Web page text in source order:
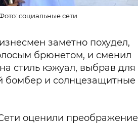
социальные сети
заметно похудел,
брюнетом, и сменил
стиль кэжуал, выбрав для
бомбер и солнцезащитные
оценили преображение